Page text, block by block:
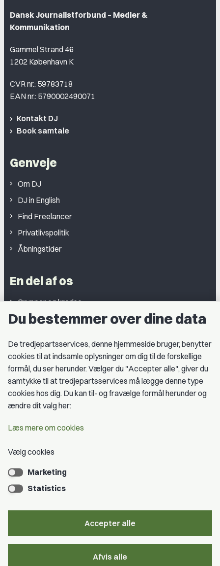
Dansk Journalistforbund – Medier &
Kommunikation
Gammel Strand 46
1202 København K
CVR nr.: 59783718
EAN nr.: 5790002490071
Kontakt DJ
Book samtale
Genveje
Om DJ
DJ in English
Find Freelancer
Privatlivspolitik
Åbningstider
En del af os
Grupper og kredse
Studentergrupper
Medlemskab
Fordele som medlem
Kontingent
Bliv medlem
Du bestemmer over dine data
De tredjepartsservices, denne hjemmeside bruger, benytter
cookies til at indsamle oplysninger om dig til de forskellige
formål, du ser herunder. Vælger du "Accepter alle", giver du
samtykke til at tredjepartsservices må lægge denne type
cookies hos dig. Du kan til- og fravælge formål herunder og
ændre dit valg her:
Læs mere om cookies
Vælg cookies
Marketing
Statistics
Accepter alle
Afvis alle